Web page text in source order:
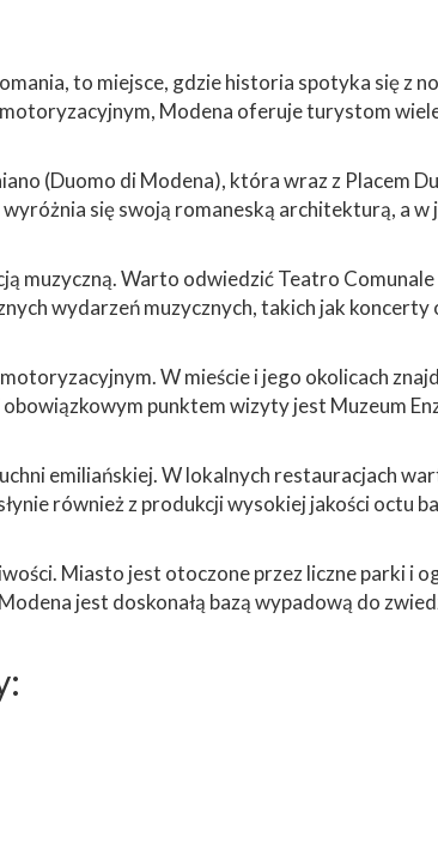
to miejsce, gdzie historia spotyka się z
Modena oferuje turystom
(Duomo di Modena), która wraz z Placem
się swoją romaneską architekturą, a
Warto odwiedzić Teatro
wydarzeń muzycznych, takich jak
W mieście i jego okolicach
punktem wizyty jest Muzeum
emiliańskiej. W lokalnych restauracjach
również z produkcji wysokiej jakości octu
Miasto jest otoczone przez liczne parki i
jest doskonałą bazą wypadową do